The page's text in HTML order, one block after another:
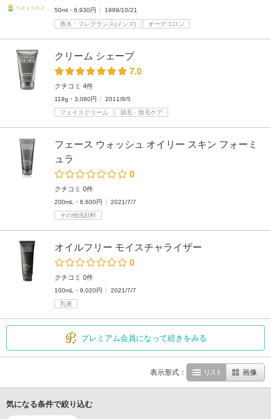
ベストコスメ 50ml・6,930円 1999/10/21
香水・フレグランス(メンズ) オーデコロン
クリーム シェーブ
7.0
クチコミ 4件
119g・3,080円
2011/8/5
フェイスクリーム
脱毛・除毛ケア
フェース ウォッシュ オイリー スキン フォーミ
ュラ
0
クチコミ 0件
200mL・6,600円
2021/7/7
その他洗顔料
オイルフリー モイスチャライザー
0
クチコミ 0件
100mL・9,020円
2021/7/7
乳液
プレミアム会員になって続きをみる
表示形式： リスト 画像
気になる条件で絞り込む